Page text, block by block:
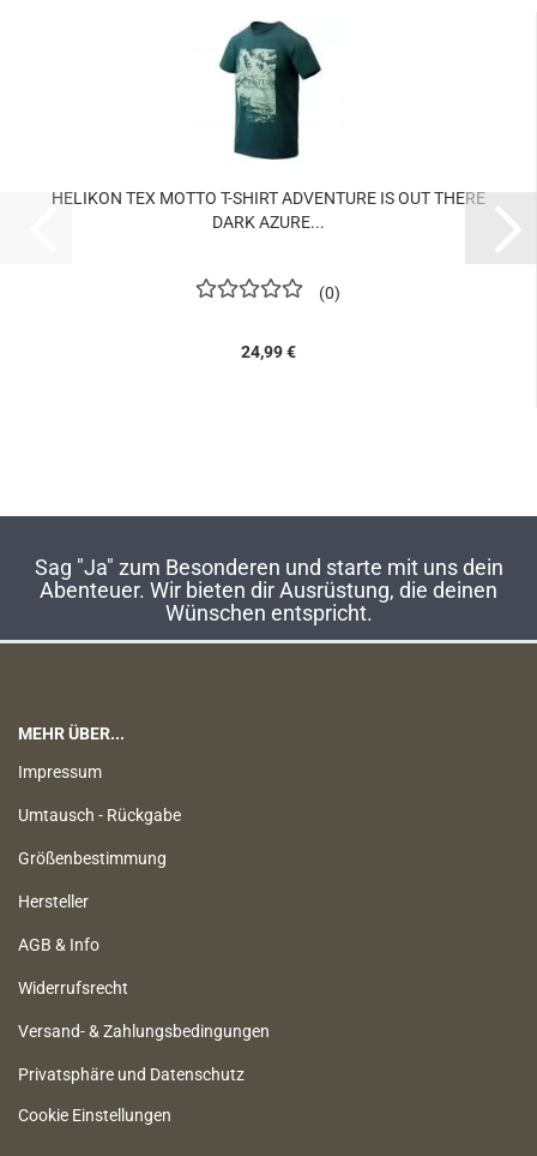
HELIKON TEX MOTTO T-SHIRT ADVENTURE IS OUT THERE
DARK AZURE...
0
24,99 €
Sag "Ja" zum Besonderen und starte mit uns dein
Abenteuer. Wir bieten dir Ausrüstung, die deinen
Wünschen entspricht.
MEHR ÜBER...
Impressum
Umtausch - Rückgabe
Größenbestimmung
Hersteller
AGB & Info
Widerrufsrecht
Versand- & Zahlungsbedingungen
Privatsphäre und Datenschutz
Cookie Einstellungen